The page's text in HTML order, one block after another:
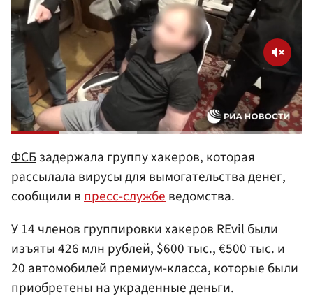
ФСБзадержала группу хакеров, которая
рассылала вирусы для вымогательства денег,
сообщили впресс-службеведомства.
У 14 членов группировки хакеров REvil были
изъяты 426 млн рублей, $600 тыс., €500 тыс. и
20 автомобилей премиум-класса, которые были
приобретены на украденные деньги.